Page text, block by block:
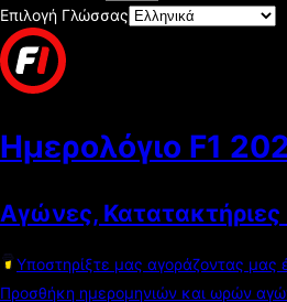
Επιλογή Γλώσσας
Ημερολόγιο F1
Αγώνες,
Υποστηρίξτε μας αγοράζοντας μας
Προσθήκη ημερομηνιών και ωρών